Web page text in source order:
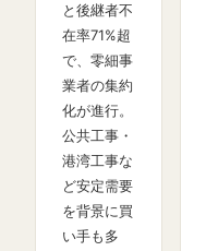
と後継者不
在率71%超
で、零細事
業者の集約
化が進行。
公共工事・
港湾工事な
ど安定需要
を背景に買
い手も多